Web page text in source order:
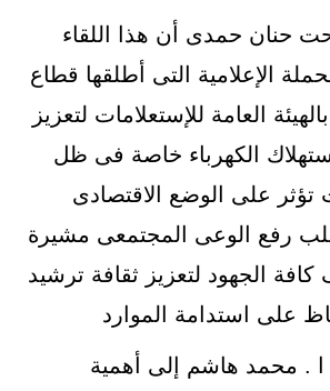
حنان حمدى أن هذا اللقاء
الإعلامية التى أطلقها قطاع
العامة للإستعلامات لتعزيز
الكهرباء خاصة فى ظل
على الوضع الاقتصادى
رفع الوعى المجتمعى مشيرة
كافة الجهود لتعزيز ثقافة ترشيد
على استدامة الموارد
ا . محمد هاشم إلى أهمية